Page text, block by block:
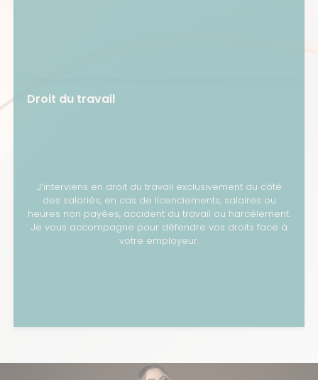
Droit du travail
J’interviens en droit du travail exclusivement du côté
des salariés, en cas de licenciements, salaires ou
heures non payées, accident du travail ou harcèlement.
Je vous accompagne pour défendre vos droits face à
votre employeur.